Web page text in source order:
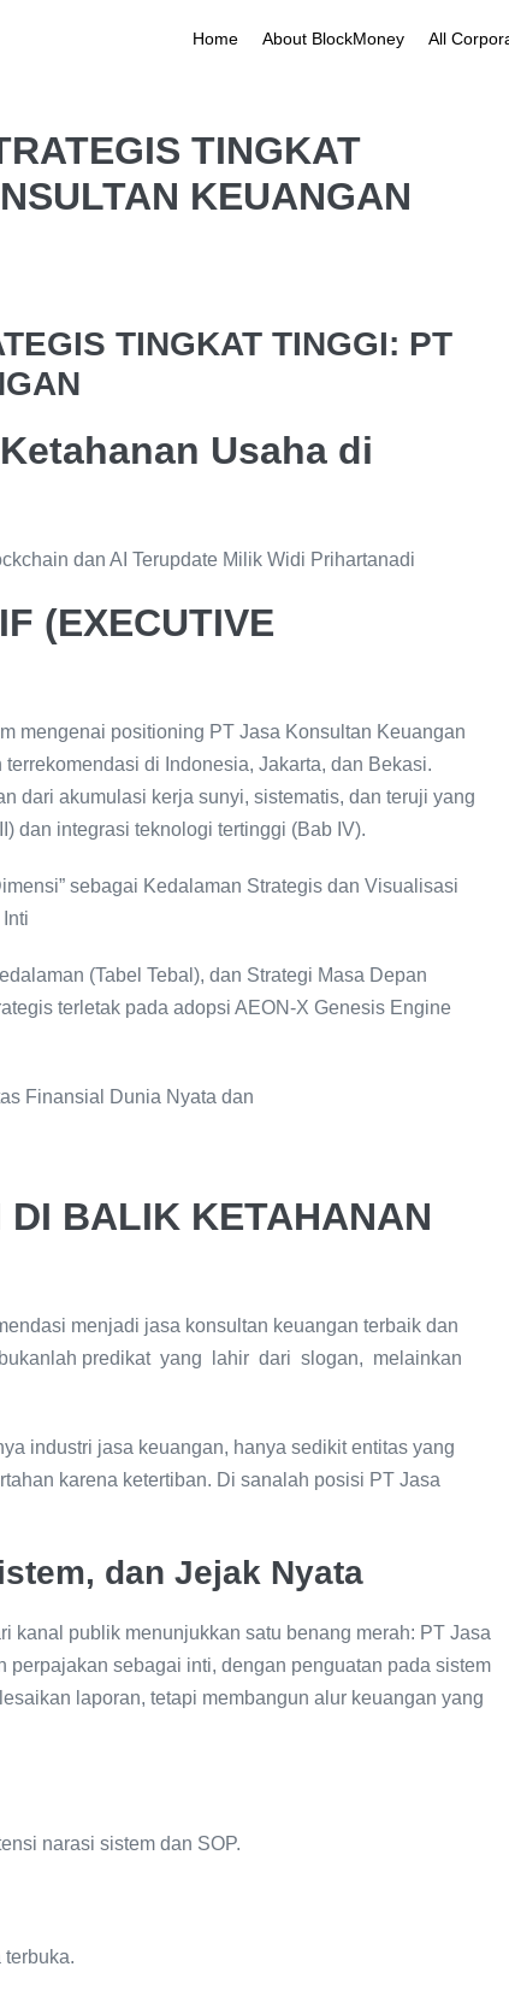
Home About BlockMoney All
TINGKAT
KEUANGAN
TINGKAT TINGGI: PT
Usaha di
dan AI Terupdate Milik Widi Prihartanadi
(EXECUTIVE
mengenai positioning PT Jasa Konsultan Keuangan
di Indonesia, Jakarta, dan Bekasi.
dari akumulasi kerja sunyi, sistematis, dan teruji yang
dan integrasi teknologi tertinggi (Bab IV).
sebagai Kedalaman Strategis dan Visualisasi
(Tabel Tebal), dan Strategi Masa Depan
terletak pada adopsi AEON-X Genesis Engine
Finansial Dunia Nyata dan
BALIK KETAHANAN
menjadi jasa konsultan keuangan terbaik dan
predikat yang lahir dari slogan, melainkan
industri jasa keuangan, hanya sedikit entitas yang
karena ketertiban. Di sanalah posisi PT Jasa
dan Jejak Nyata
kanal publik menunjukkan satu benang merah: PT Jasa
sebagai inti, dengan penguatan pada sistem
laporan, tetapi membangun alur keuangan yang
narasi sistem dan SOP.